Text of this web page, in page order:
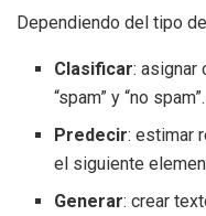
Dependiendo del tipo
Clasificar: asignar
“spam” y “no spam”.
Predecir: estimar
el siguiente
Generar: crear